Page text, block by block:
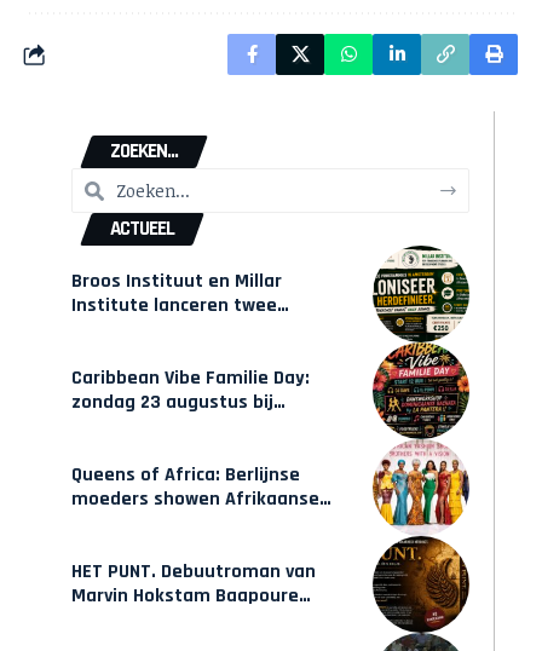
ZOEKEN...
ACTUEEL
Broos Instituut en Millar
Institute lanceren twee
Caribbean Vibe Familie Day:
zondag 23 augustus bij
Queens of Africa: Berlijnse
moeders showen Afrikaanse
HET PUNT. Debuutroman van
Marvin Hokstam Baapoure